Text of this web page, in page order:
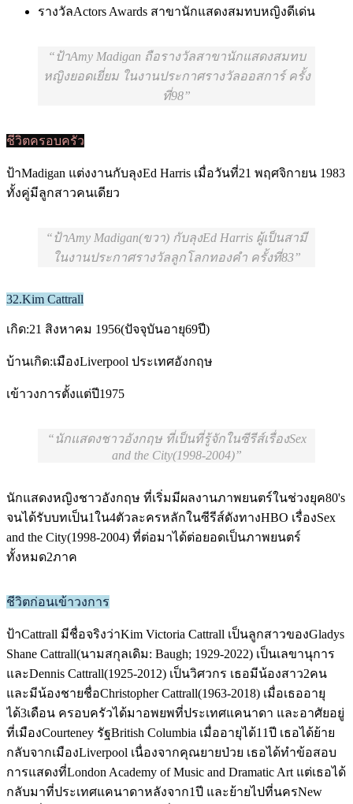
รางวัลActors Awards สาขานักแสดงสมทบหญิงดีเด่น
ป้าAmy Madigan ถือรางวัลสาขานักแสดงสมทบ
หญิงยอดเยี่ยม ในงานประกาศรางวัลออสการ์ ครั้ง
ที่98
ชีวิตครอบครัว
ป้าMadigan แต่งงานกับลุงEd Harris เมื่อวันที่21 พฤศจิกายน 1983
ทั้งคู่มีลูกสาวคนเดียว
ป้าAmy Madigan(ขวา) กับลุงEd Harris ผู้เป็นสามี
ในงานประกาศรางวัลลูกโลกทองคำ ครั้งที่83
32.Kim Cattrall
เกิด:21 สิงหาคม 1956(ปัจจุบันอายุ69ปี)
บ้านเกิด:เมืองLiverpool ประเทศอังกฤษ
เข้าวงการตั้งแต่ปี1975
นักแสดงชาวอังกฤษ ที่เป็นที่รู้จักในซีรีส์เรื่องSex
and the City(1998-2004)
นักแสดงหญิงชาวอังกฤษ ที่เริ่มมีผลงานภาพยนตร์ในช่วงยุค80's
จนได้รับบทเป็น1ใน4ตัวละครหลักในซีรีส์ดังทางHBO เรื่องSex
and the City(1998-2004) ที่ต่อมาได้ต่อยอดเป็นภาพยนตร์
ทั้งหมด2ภาค
ชีวิตก่อนเข้าวงการ
ป้าCattrall มีชื่อจริงว่าKim Victoria Cattrall เป็นลูกสาวของGladys
Shane Cattrall(นามสกุลเดิม: Baugh; 1929-2022) เป็นเลขานุการ
และDennis Cattrall(1925-2012) เป็นวิศวกร เธอมีน้องสาว2คน
และมีน้องชายชื่อChristopher Cattrall(1963-2018) เมื่อเธออายุ
ได้3เดือน ครอบครัวได้มาอพยพที่ประเทศแคนาดา และอาศัยอยู่
ที่เมืองCourteney รัฐBritish Columbia เมื่ออายุได้11ปี เธอได้ย้าย
กลับจากเมืองLiverpool เนื่องจากคุณยายป่วย เธอได้ทำข้อสอบ
การแสดงที่London Academy of Music and Dramatic Art แต่เธอได้
กลับมาที่ประเทศแคนาดาหลังจาก1ปี และย้ายไปที่นครNew